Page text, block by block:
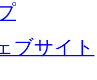
ブサイト